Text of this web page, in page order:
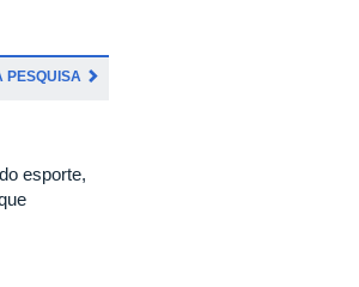
PESQUISA
esporte,